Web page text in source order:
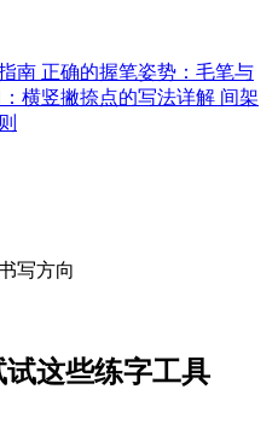
南 正确的握笔姿势：毛笔与
横竖撇捺点的写法详解 间架
写方向
这些练字工具